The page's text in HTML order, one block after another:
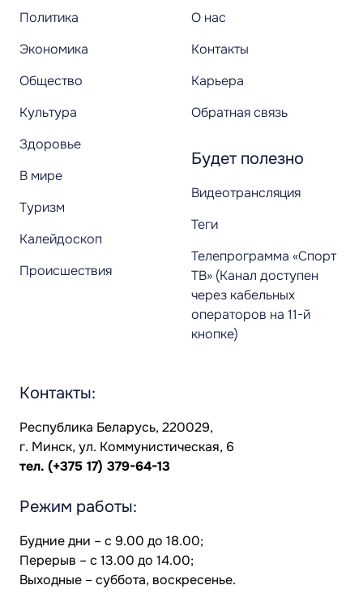
Политика
Экономика
Общество
Культура
Здоровье
В мире
Туризм
Калейдоскоп
Происшествия
О нас
Контакты
Карьера
Обратная связь
Будет полезно
Видеотрансляция
Теги
Телепрограмма «Спорт
ТВ» (Канал доступен
через кабельных
операторов на 11-й
кнопке)
Контакты:
Республика Беларусь, 220029,
г. Минск, ул. Коммунистическая, 6
тел. (+375 17) 379-64-13
Режим работы:
Будние дни – с 9.00 до 18.00;
Перерыв – с 13.00 до 14.00;
Выходные – суббота, воскресенье.